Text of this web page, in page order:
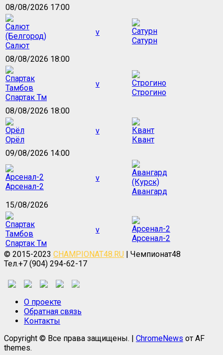
08/08/2026 17:00
Салют
v
Сатурн
08/08/2026 18:00
Спартак Тм
v
Строгино
08/08/2026 18:00
Орёл
v
Квант
09/08/2026 14:00
Арсенал-2
v
Авангард
15/08/2026
Спартак Тм
v
Арсенал-2
© 2015-2023 CHAMPIONAT48.RU | Чемпионат48
Тел.+7 (904) 294-62-17
О проекте
Обратная связь
Контакты
Copyright © Все права защищены.
ChromeNews от AF
themes.